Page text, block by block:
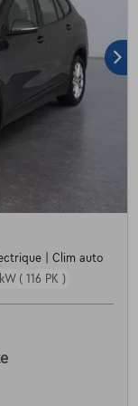
| Clim auto
( 116 PK )